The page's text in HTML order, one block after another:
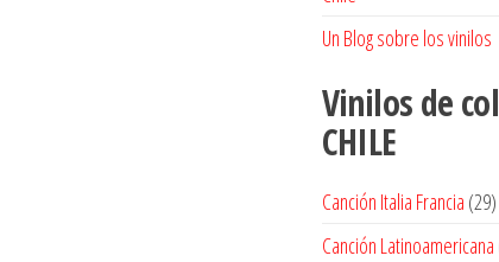
Un Blog sobre los vinilos
Vinilos de
CHILE
Canción Italia Francia 2929
Canción Latinoamericana